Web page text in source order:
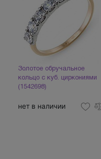
Золотое обручальное
кольцо с куб. циркониями
(1542698)
нет в наличии